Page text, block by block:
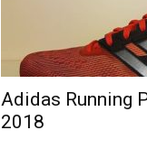
Adidas Running
2018